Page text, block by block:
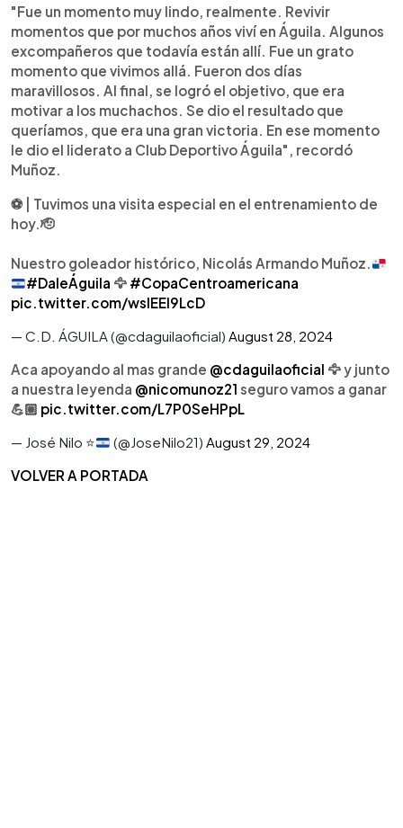
"Fue un momento muy lindo, realmente. Revivir
momentos que por muchos años viví en Águila. Algunos
excompañeros que todavía están allí. Fue un grato
momento que vivimos allá. Fueron dos días
maravillosos. Al final, se logró el objetivo, que era
motivar a los muchachos. Se dio el resultado que
queríamos, que era una gran victoria. En ese momento
le dio el liderato a Club Deportivo Águila", recordó
Muñoz.
⚽️ | Tuvimos una visita especial en el entrenamiento de
hoy.🫡
Nuestro goleador histórico, Nicolás Armando Muñoz.
#DaleÁguila 🦅 #CopaCentroamericana
pic.twitter.com/wslEEI9LcD
— C.D. ÁGUILA (@cdaguilaoficial) August 28, 2024
Aca apoyando al mas grande @cdaguilaoficial 🦅 y junto
a nuestra leyenda @nicomunoz21 seguro vamos a ganar
💪🏼 pic.twitter.com/L7P0SeHPpL
— José Nilo ⭐️ (@JoseNilo21)August 29, 2024
VOLVER A PORTADA